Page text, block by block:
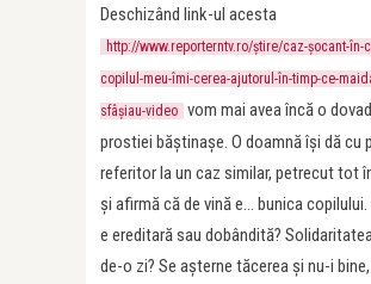
Deschizând link-ul acesta
http://www.reporterntv.ro/ştire/caz-şocant-în-
copilul-meu-îmi-cerea-ajutorul-în-timp-ce-
sfâşiau-video vom mai avea încă o
prostiei băştinaşe. O doamnă îşi dă cu
referitor la un caz similar, petrecut tot
şi afirmă că de vină e… bunica
e ereditară sau dobândită?
de-o zi? Se aşterne tăcerea şi nu-i bine,